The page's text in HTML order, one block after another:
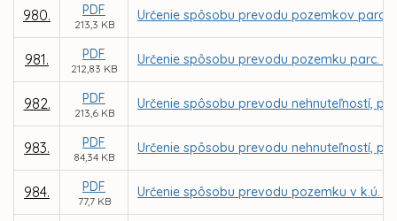
980. PDF
213,3 KB
Určenie spôsobu prevodu pozemkov parc.
981. PDF
212,83 KB
Určenie spôsobu prevodu pozemku parc.
982. PDF
213,6 KB
Určenie spôsobu prevodu nehnuteľností,
983. PDF
84,34 KB
Určenie spôsobu prevodu nehnuteľností,
984. PDF
77,7 KB
Určenie spôsobu prevodu pozemku v k.ú.